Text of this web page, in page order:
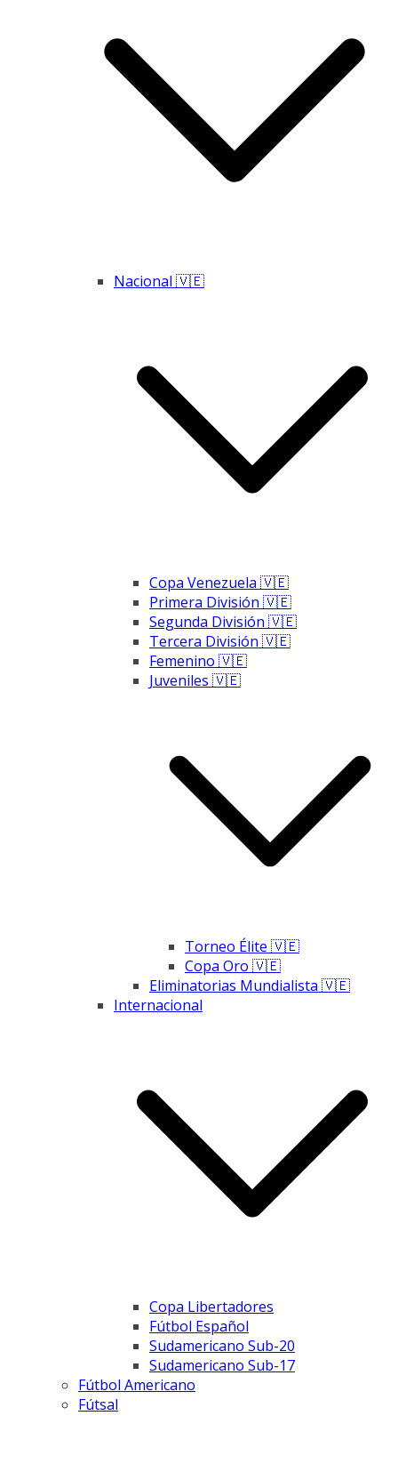
Nacional 🇻🇪
Copa Venezuela 🇻🇪
Primera División 🇻🇪
Segunda División 🇻🇪
Tercera División 🇻🇪
Femenino 🇻🇪
Juveniles 🇻🇪
Torneo Élite 🇻🇪
Copa Oro 🇻🇪
Eliminatorias Mundialista 🇻🇪
Internacional
Copa Libertadores
Fútbol Español
Sudamericano Sub-20
Sudamericano Sub-17
Fútbol Americano
Fútsal